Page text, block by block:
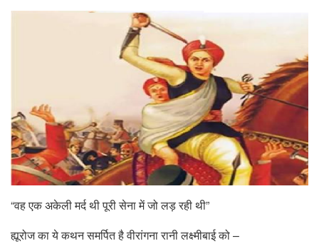
“वह एक अकेली मर्द थी पूरी सेना में जो लड़ रही थी”
ह्यूरोज का ये कथन समर्पित है वीरांगना रानी लक्ष्मीबाई को –